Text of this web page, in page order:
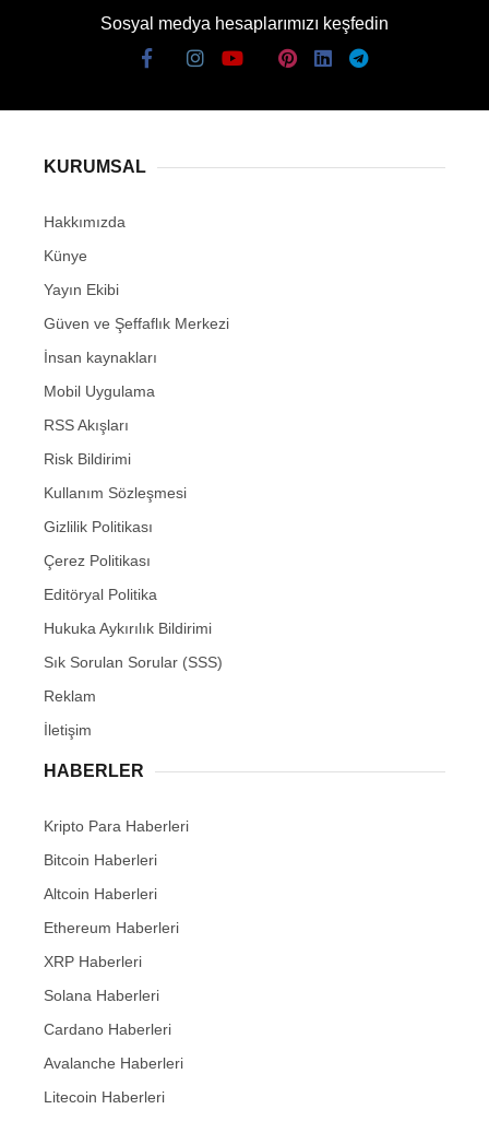
Sosyal medya hesaplarımızı keşfedin
KURUMSAL
Hakkımızda
Künye
Yayın Ekibi
Güven ve Şeffaflık Merkezi
İnsan kaynakları
Mobil Uygulama
RSS Akışları
Risk Bildirimi
Kullanım Sözleşmesi
Gizlilik Politikası
Çerez Politikası
Editöryal Politika
Hukuka Aykırılık Bildirimi
Sık Sorulan Sorular (SSS)
Reklam
İletişim
HABERLER
Kripto Para Haberleri
Bitcoin Haberleri
Altcoin Haberleri
Ethereum Haberleri
XRP Haberleri
Solana Haberleri
Cardano Haberleri
Avalanche Haberleri
Litecoin Haberleri